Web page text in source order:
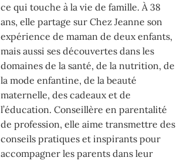
ce qui touche à la vie de famille. À 38
ans, elle partage sur Chez Jeanne son
expérience de maman de deux enfants,
mais aussi ses découvertes dans les
domaines de la santé, de la nutrition, de
la mode enfantine, de la beauté
maternelle, des cadeaux et de
l’éducation. Conseillère en parentalité
de profession, elle aime transmettre des
conseils pratiques et inspirants pour
accompagner les parents dans leur